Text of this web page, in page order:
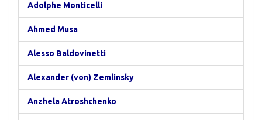
Adolphe Monticelli
Ahmed Musa
Alesso Baldovinetti
Alexander (von) Zemlinsky
Anzhela Atroshchenko